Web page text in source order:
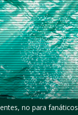
no para fanáticos